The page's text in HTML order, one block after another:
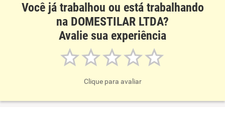
Você já trabalhou ou está trabalhando
na DOMESTILAR LTDA?
Avalie sua experiência
Clique para avaliar